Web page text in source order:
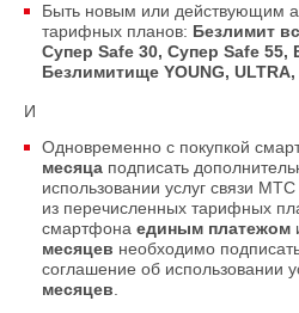
Быть новым или действующим
тарифных планов: Безлимит
Супер Safe 30, Супер Safe 55,
Безлимитище YOUNG,
И
Одновременно с покупкой
месяца подписать
использовании услуг связи
из перечисленных тарифных
смартфона единым платежом
месяцев необходимо
соглашение об использовании
месяцев.